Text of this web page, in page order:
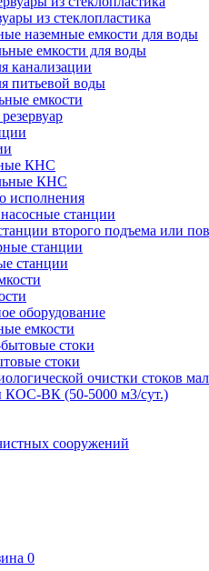
из стеклопластика
наземные емкости для воды
емкости для воды
канализации
питьевой воды
емкости
КНС
КНС
исполнения
станции
второго подъема или
станции
оборудование
емкости
стоки
очистки стоков
КОС-ВК (50-5000 м3/сут.)
сооружений
0